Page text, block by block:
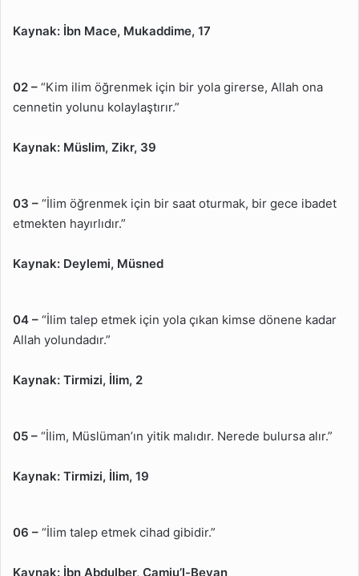
Kaynak: İbn Mace, Mukaddime, 17
02 – “Kim ilim öğrenmek için bir yola girerse, Allah ona
cennetin yolunu kolaylaştırır.”
Kaynak: Müslim, Zikr, 39
03 – “İlim öğrenmek için bir saat oturmak, bir gece ibadet
etmekten hayırlıdır.”
Kaynak: Deylemi, Müsned
04 – “İlim talep etmek için yola çıkan kimse dönene kadar
Allah yolundadır.”
Kaynak: Tirmizi, İlim, 2
05 – “İlim, Müslüman’ın yitik malıdır. Nerede bulursa alır.”
Kaynak: Tirmizi, İlim, 19
06 – “İlim talep etmek cihad gibidir.”
Kaynak: İbn Abdulber, Camiu’l-Beyan